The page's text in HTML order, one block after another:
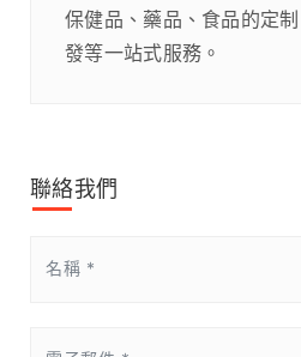
保健品、藥品、食品的定
發等一站式服務。
聯絡我們